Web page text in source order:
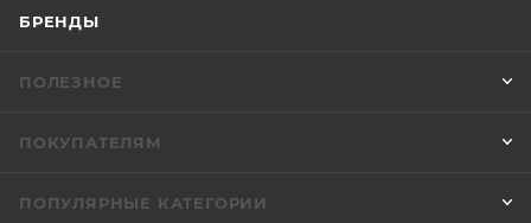
БРЕНДЫ
ПОЛЕЗНОЕ
ПОКУПАТЕЛЯМ
ПОПУЛЯРНЫЕ КАТЕГОРИИ